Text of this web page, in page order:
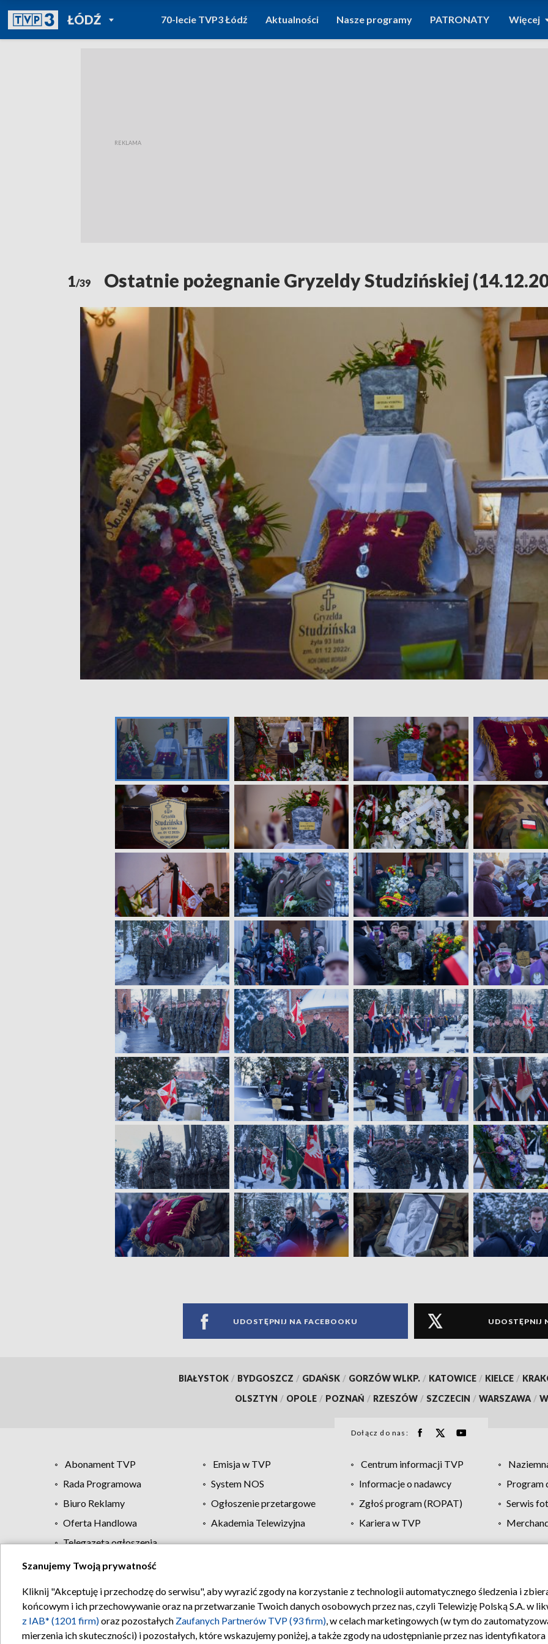
ŁÓDŹPOWRÓT DO
TVP REGIONY
70-lecie TVP3 Łódź Aktualności Nasze programy PATRONATY Więcej
1/39 Ostatnie pożegnanie Gryzeldy Studzińskiej
UDOSTĘPNIJ NA FACEBOOKU UDOSTĘPNIJ
BIAŁYSTOK / BYDGOSZCZ / GDAŃSK / GORZÓW WLKP. / KATOWICE / KIELCE /
OLSZTYN / OPOLE / POZNAŃ / RZESZÓW / SZCZECIN / WARSZAWA /
Dołącz do nas:
Abonament TVP Emisja w TVP Centrum informacji TVP
Rada Programowa
System NOS Informacje o nadawcy
Program
Biuro Reklamy
Ogłoszenie przetargowe Zgłoś program (ROPAT)
Serwis
Oferta Handlowa
Akademia Telewizyjna Kariera w TVP
Telegazeta ogłoszenia
Regulamin TVP Polityka prywatności Moje zgody Pomoc Biuro
Szanujemy Twoją prywatność
Kliknij "Akceptuję i przechodzę do serwisu", aby wyrazić zgody na korzystanie z technologii automatycznego śledzenia i
końcowym i ich przechowywanie oraz na przetwarzanie Twoich danych osobowych przez nas, czyli Telewizję Polską S.A. w
z IAB* (1201 firm)oraz pozostałych Zaufanych Partnerów TVP (93 firm), w celach marketingowych (w tym do
mierzenia ich skuteczności) i pozostałych, które wskazujemy poniżej, a także zgody na udostępnianie przez nas